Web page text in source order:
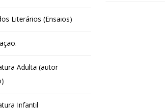
Literários (Ensaios)
Adulta (autor
Infantil